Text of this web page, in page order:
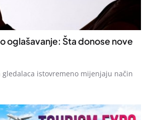
oglašavanje: Šta donose nove
gledalaca istovremeno mijenjaju način